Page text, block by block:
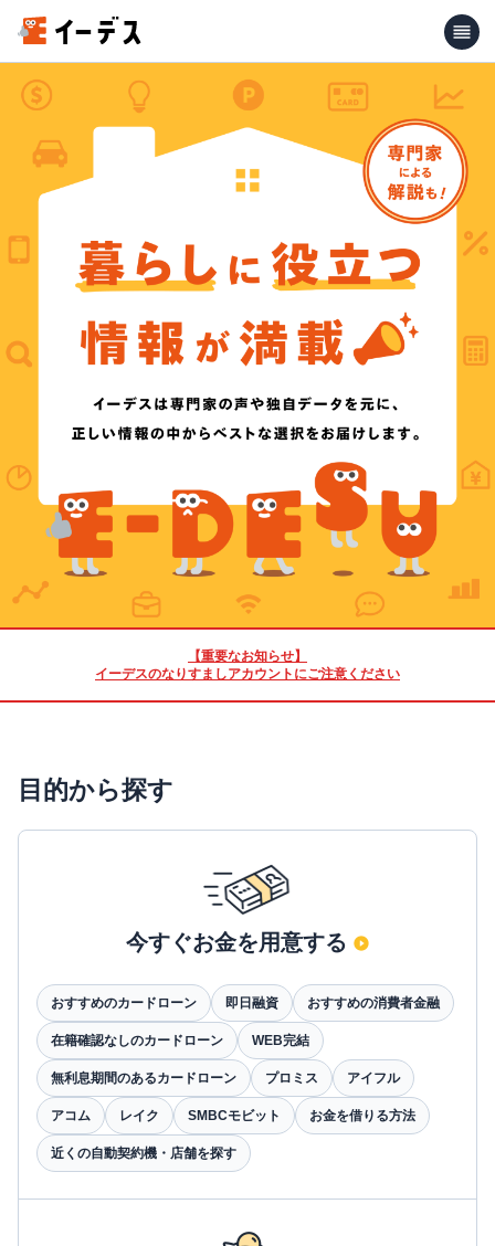
【重要なお知らせ】
イーデスのなりすましアカウントにご注意ください
目的から探す
今すぐお金を用意する
おすすめのカードローン 即日融資 おすすめの消費者金融
在籍確認なしのカードローン WEB完結
無利息期間のあるカードローン プロミス アイフル
アコム レイク SMBCモビット お金を借りる方法
近くの自動契約機・店舗を探す